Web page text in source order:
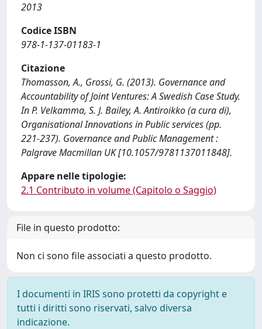
2013
Codice ISBN
978-1-137-01183-1
Citazione
Thomasson, A., Grossi, G. (2013). Governance and
Accountability of Joint Ventures: A Swedish Case Study.
In P. Velkamma, S. J. Bailey, A. Antiroikko (a cura di),
Organisational Innovations in Public services (pp.
221-237). Governance and Public Management :
Palgrave Macmillan UK [10.1057/9781137011848].
Appare nelle tipologie:
2.1 Contributo in volume (Capitolo o Saggio)
File in questo prodotto:
Non ci sono file associati a questo prodotto.
I documenti in IRIS sono protetti da copyright e
tutti i diritti sono riservati, salvo diversa
indicazione.